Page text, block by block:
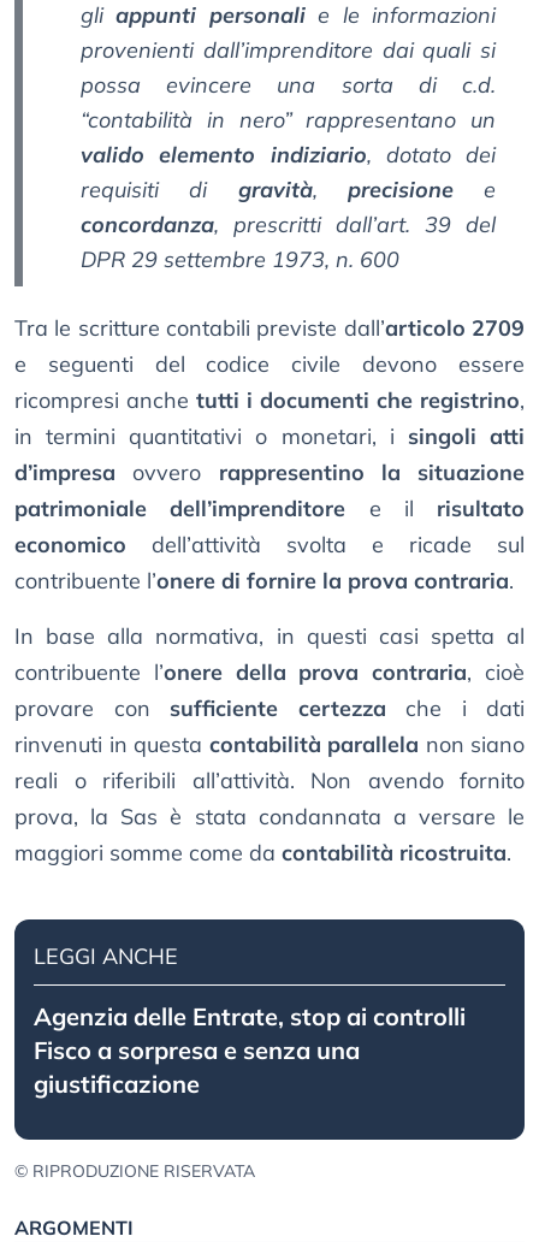
gliappunti personalie le informazioni
provenienti dall’imprenditore dai quali si
possa evincere una sorta di c.d.
“contabilità in nero” rappresentano un
valido elemento indiziario, dotato dei
requisiti di gravità, precisionee
concordanza, prescritti dall’art. 39 del
DPR 29 settembre 1973, n. 600
Tra le scritture contabili previste dall’articolo 2709
e seguenti del codice civile devono essere
ricompresi anche tutti i documenti che registrino,
in termini quantitativi o monetari, i singoli atti
d’impresa ovvero rappresentino la situazione
patrimoniale dell’imprenditore e il risultato
economico dell’attività svolta e ricade sul
contribuente l’onere di fornire la prova contraria.
In base alla normativa, in questi casi spetta al
contribuente l’onere della prova contraria, cioè
provare con sufficiente certezza che i dati
rinvenuti in questa contabilità parallela non siano
reali o riferibili all’attività. Non avendo fornito
prova, la Sas è stata condannata a versare le
maggiori somme come da contabilità ricostruita.
LEGGI ANCHE
Agenzia delle Entrate, stop ai controlli
Fisco a sorpresa e senza una
giustificazione
© RIPRODUZIONE RISERVATA
ARGOMENTI